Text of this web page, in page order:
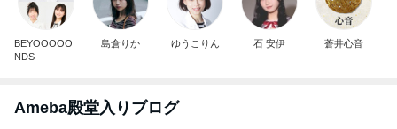
BEYOOOOO
NDS
島倉りか ゆうこりん 石 安伊 蒼井心音
Ameba殿堂入りブログ